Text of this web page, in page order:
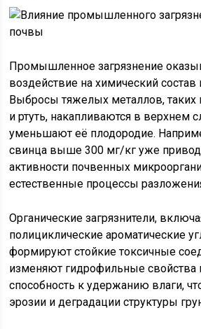
Промышленное загрязнение
воздействие на химический состав
Выбросы тяжелых металлов, таких
и ртуть, накапливаются в верхнем
уменьшают её плодородие.
свинца выше 300 мг/кг уже
активности почвенных
естественные процессы
Органические загрязнители,
полициклические ароматические
формируют стойкие токсичные
изменяют гидрофильные
способность к удержанию влаги,
эрозии и деградации структуры